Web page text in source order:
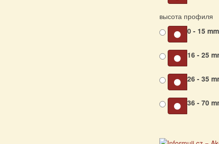
высота профиля
0 - 15
16 - 25
26 - 35
36 - 70